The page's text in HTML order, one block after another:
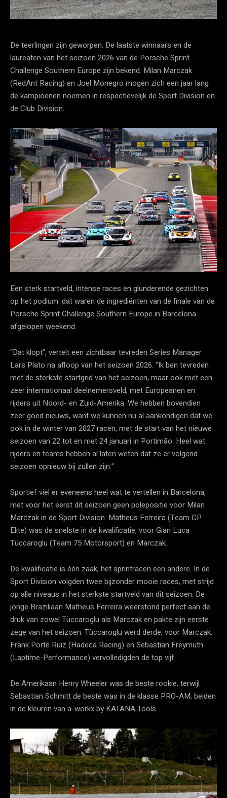
De teerlingen zijn geworpen. De laatste winnaars en de
laureaten van het seizoen 2026 van de Porsche Sprint
Challenge Southern Europe zijn bekend. Milan Marczak
(RedAnt Racing) en Joel Monegro mogen zich een jaar lang
de kampioenen noemen in respectievelijk de Sport Division en
de Club Division.
Een sterk startveld, intense races en glunderende gezichten
op het podium: dat waren de ingrediënten van de finale van de
Porsche Sprint Challenge Southern Europe in Barcelona
afgelopen weekend.
“Dat klopt”, vertelt een zichtbaar tevreden Series Manager
Lars Plato na afloop van het seizoen 2026. “Ik ben tevreden
met de sterkste startgrid van het seizoen, maar ook met een
zeer internationaal deelnemersveld, met Europeanen en
rijders uit Noord- en Zuid-Amerika. We hebben bovendien
zeer goed nieuws, want we kunnen nu al aankondigen dat we
ook in de winter van 2027 racen, met de start van het nieuwe
seizoen van 22 tot en met 24 januari in Portimão. Heel wat
rijders en teams hebben al laten weten dat ze er volgend
seizoen opnieuw bij zullen zijn.”
Sportief viel er eveneens heel wat te vertellen in Barcelona,
met voor het eerst dit seizoen geen polepositie voor Milan
Marczak in de Sport Division. Matheus Ferreira (Team GP
Elite) was de snelste in de kwalificatie, voor Gian Luca
Tüccaroglu (Team 75 Motorsport) en Marczak.
De kwalificatie is één zaak, het sprintracen een andere. In de
Sport Division volgden twee bijzonder mooie races, met strijd
op alle niveaus in het sterkste startveld van dit seizoen. De
jonge Braziliaan Matheus Ferreira weerstond perfect aan de
druk van zowel Tüccaroglu als Marczak en pakte zijn eerste
zege van het seizoen. Tüccaroglu werd derde, voor Marczak.
Frank Porté Ruiz (Hadeca Racing) en Sebastian Freymuth
(Laptime-Performance) vervolledigden de top vijf.
De Amerikaan Henry Wheeler was de beste rookie, terwijl
Sebastian Schmitt de beste was in de klasse PRO-AM, beiden
in de kleuren van a-workx by KATANA Tools.